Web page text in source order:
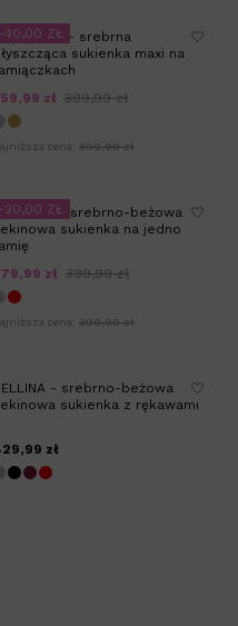
GENEVIEVE - srebrna
sukienka maxi na
zł 399,99 zł
cena: 399,99 zł
-40,00 ZŁ
ENVOGUE - srebrno-beżowa
sukienka na jedno
zł 399,99 zł
cena: 399,99 zł
-20,00 ZŁ
- srebrno-beżowa
sukienka z rękawami
zł